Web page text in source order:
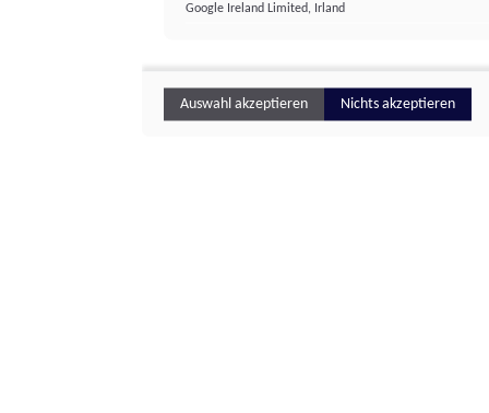
Google Ireland Limited, Irland
Auswahl akzeptieren Nichts akzeptieren